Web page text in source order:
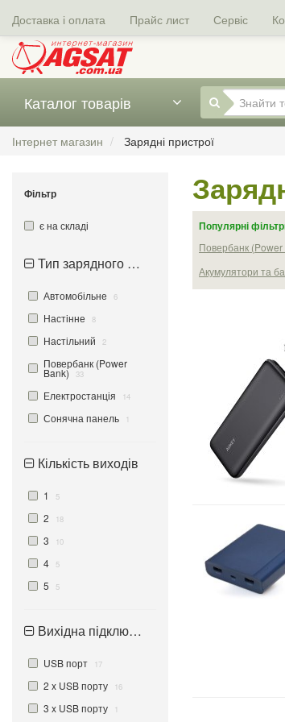
Доставка і оплата Прайс лист Сервіс
Каталог товарів
Інтернет магазин Зарядні пристрої
Фільтр
є на складі
Тип зарядного пристрою
Автомобільне 6
Настінне 8
Настільний 2
Повербанк (Power
Bank) 33
Електростанція 14
Сонячна панель 1
Кількість виходів
1 5
2 18
3 10
4 5
5 5
Вихідна підключення
USB порт 17
2 x USB порту 16
3 x USB порту 1
Популярні
Повербанк
Акумулятори та